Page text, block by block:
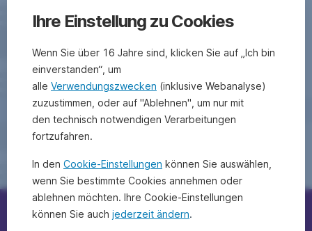
Erste Bank/Sparkassen kontaktieren
Ihre Einstellung zu Cookies
Wenn Sie über 16 Jahre sind, klicken Sie auf „Ich bin
einverstanden“, um
alle Verwendungszwecken (inklusive Webanalyse)
zuzustimmen, oder auf "Ablehnen", um nur mit
den technisch notwendigen Verarbeitungen
fortzufahren.
In den Cookie-Einstellungen können Sie auswählen,
wenn Sie bestimmte Cookies annehmen oder
ablehnen möchten. Ihre Cookie-Einstellungen
können Sie auch jederzeit ändern.